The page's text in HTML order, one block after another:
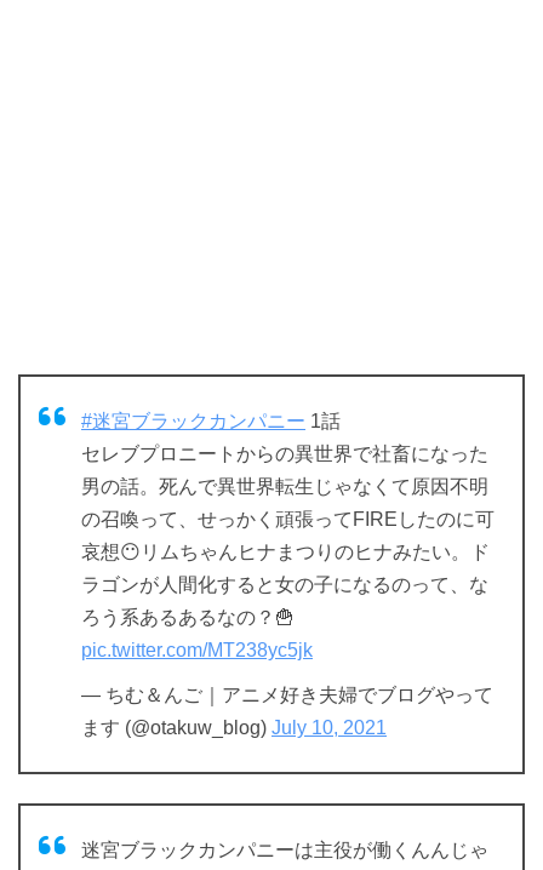
#迷宮ブラックカンパニー 1話
セレブプロニートからの異世界で社畜になった
男の話。死んで異世界転生じゃなくて原因不明
の召喚って、せっかく頑張ってFIREしたのに可
哀想😶リムちゃんヒナまつりのヒナみたい。ド
ラゴンが人間化すると女の子になるのって、な
ろう系あるあるなの？🍟
pic.twitter.com/MT238yc5jk
— ちむ＆んご｜アニメ好き夫婦でブログやって
ます (@otakuw_blog) July 10, 2021
迷宮ブラックカンパニーは主役が働くんんじゃ